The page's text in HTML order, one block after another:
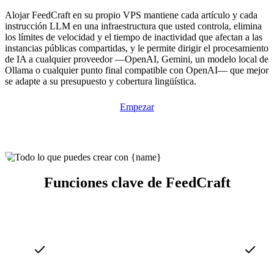
Alojar FeedCraft en su propio VPS mantiene cada artículo y cada
instrucción LLM en una infraestructura que usted controla, elimina
los límites de velocidad y el tiempo de inactividad que afectan a las
instancias públicas compartidas, y le permite dirigir el procesamiento
de IA a cualquier proveedor —OpenAI, Gemini, un modelo local de
Ollama o cualquier punto final compatible con OpenAI— que mejor
se adapte a su presupuesto y cobertura lingüística.
Empezar
Funciones clave de FeedCraft